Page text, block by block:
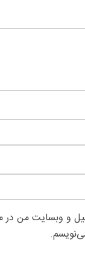
و وبسایت من در